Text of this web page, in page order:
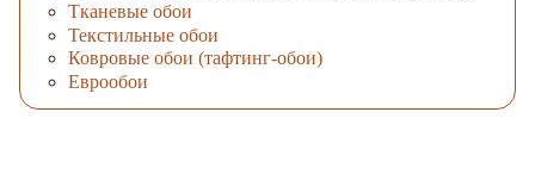
Тканевые обои
Текстильные обои
Ковровые обои (тафтинг-обои)
Еврообои